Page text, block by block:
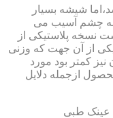
شیشه بسیار
به چشم آسیب می
شرکت توانست نسخه پلاستیکی از
از آن جهت که وزنی
کمتر بود مورد
ازجمله دلایل
عینک طبی